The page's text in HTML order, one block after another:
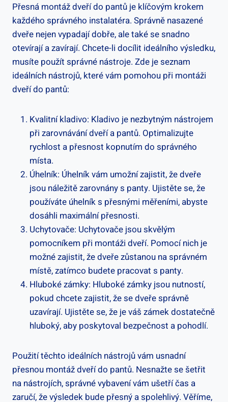
Přesná montáž dveří do pantů je klíčovým krokem
každého správného instalatéra. Správně nasazené
dveře nejen vypadají dobře, ale také se snadno
otevírají a zavírají. Chcete-li docílit ideálního výsledku,
musíte použít správné nástroje. Zde je seznam
ideálních nástrojů, které vám pomohou při montáži
dveří do pantů:
Kvalitní kladivo: Kladivo je nezbytným nástrojem
při zarovnávání dveří a pantů. Optimalizujte
rychlost a přesnost kopnutím do správného
místa.
Úhelník: Úhelník vám umožní zajistit, že dveře
jsou náležitě zarovnány s panty. Ujistěte se, že
používáte úhelník s přesnými měřeními, abyste
dosáhli maximální přesnosti.
Uchytovače: Uchytovače jsou skvělým
pomocníkem při montáži dveří. Pomocí nich je
možné zajistit, že dveře zůstanou na správném
místě, zatímco budete pracovat s panty.
Hluboké zámky: Hluboké zámky jsou nutností,
pokud chcete zajistit, že se dveře správně
uzavírají. Ujistěte se, že je váš zámek dostatečně
hluboký, aby poskytoval bezpečnost a pohodlí.
Použití těchto ideálních nástrojů vám usnadní
přesnou montáž dveří do pantů. Nesnažte se šetřit
na nástrojích, správné vybavení vám ušetří čas a
zaručí, že výsledek bude přesný a spolehlivý. Věříme,